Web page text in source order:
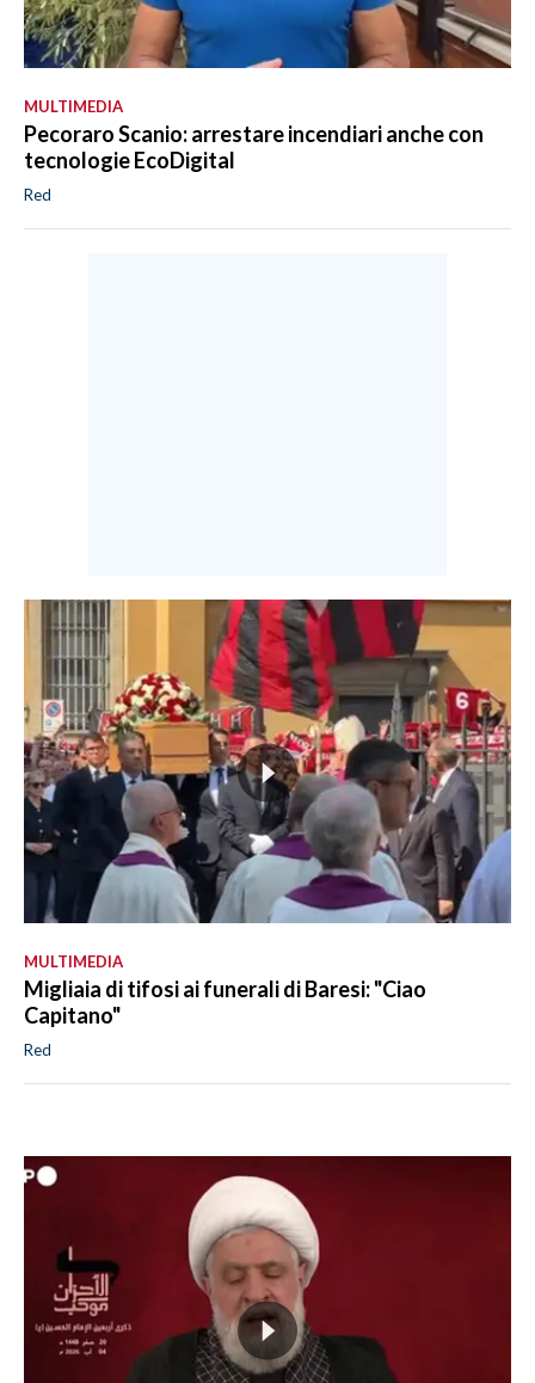
MULTIMEDIA
Pecoraro Scanio: arrestare incendiari anche con
tecnologie EcoDigital
Red
MULTIMEDIA
Migliaia di tifosi ai funerali di Baresi: "Ciao
Capitano"
Red